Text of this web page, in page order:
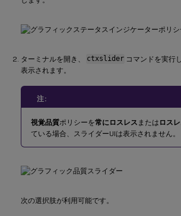
ターミナルを開き、 ctxslider コマンドを実行
表示されます。
注:
視覚品質ポリシーを常にロスレス または ロス
ている場合、スライダーUIは表示されません。
次の選択肢が利用可能です。